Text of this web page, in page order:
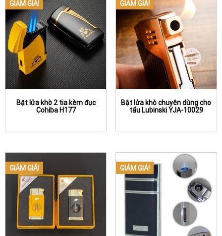
GIẢM GIÁ!
Bật lửa khò 2 tia kèm đục
Cohiba H177
GIẢM GIÁ!
Bật lửa khò chuyên dùng cho
tẩu Lubinski YJA-10029
GIẢM GIÁ! GIẢM GIÁ!